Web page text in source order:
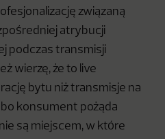
związaną
atrybucji
podczas transmisji
wierzę, że to live
bytu niż transmisje na
konsument pożąda
są miejscem, w które